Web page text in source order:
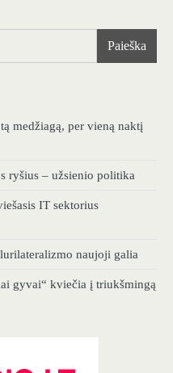
Paieška
medžiagą, per vieną naktį
ryšius – užsienio politika
IT sektorius
naujoji galia
gyvai“ kviečia į triukšmingą